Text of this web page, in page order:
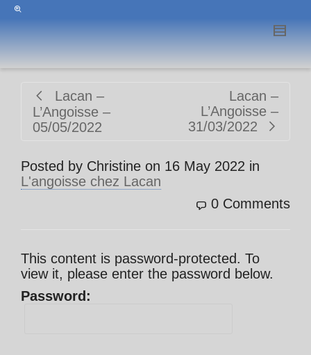
Lacan –
L’Angoisse –
05/05/2022
Lacan –
L’Angoisse –
31/03/2022
Posted by Christine on 16 May 2022 in
L'angoisse chez Lacan
0 Comments
This content is password-protected. To
view it, please enter the password below.
Password: